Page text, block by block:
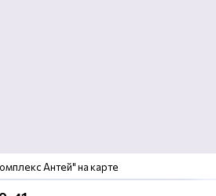
Антей" на карте